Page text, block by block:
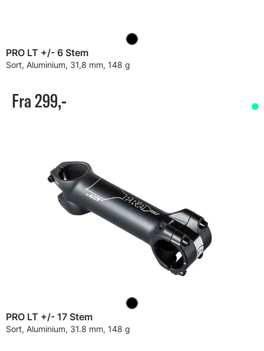
PRO LT +/- 6 Stem
Sort, Aluminium, 31,8 mm, 148 g
Fra 299,-
PRO LT +/- 17 Stem
Sort, Aluminium, 31.8 mm, 148 g